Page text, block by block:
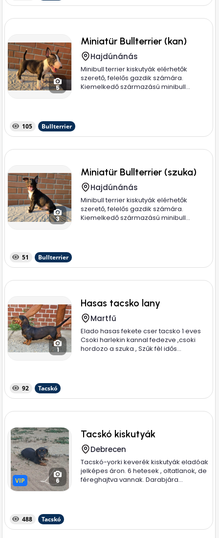
5
Miniatür Bullterrier (kan)
Hajdúnánás
Minibull terrier kiskutyák elérhetők
szerető, felelős gazdik számára.
Kiemelkedő származású minibull...
105 Bullterrier
3
Miniatür Bullterrier (szuka)
Hajdúnánás
Minibull terrier kiskutyák elérhetők
szerető, felelős gazdik számára.
Kiemelkedő származású minibull...
51 Bullterrier
1
Hasas tacsko lany
Martfű
Elado hasas fekete cser tacsko 1 eves
Csoki harlekin kannal fedezve ,csoki
hordozo a szuka , Szűk fèl idős...
92 Tacskó
VIP
VIP 6
Tacskó kiskutyák
Debrecen
Tacskó-yorki keverék kiskutyák eladóak
jelképes áron. 6 hetesek , oltatlanok, de
féreghajtva vannak. Darabjára...
488 Tacskó